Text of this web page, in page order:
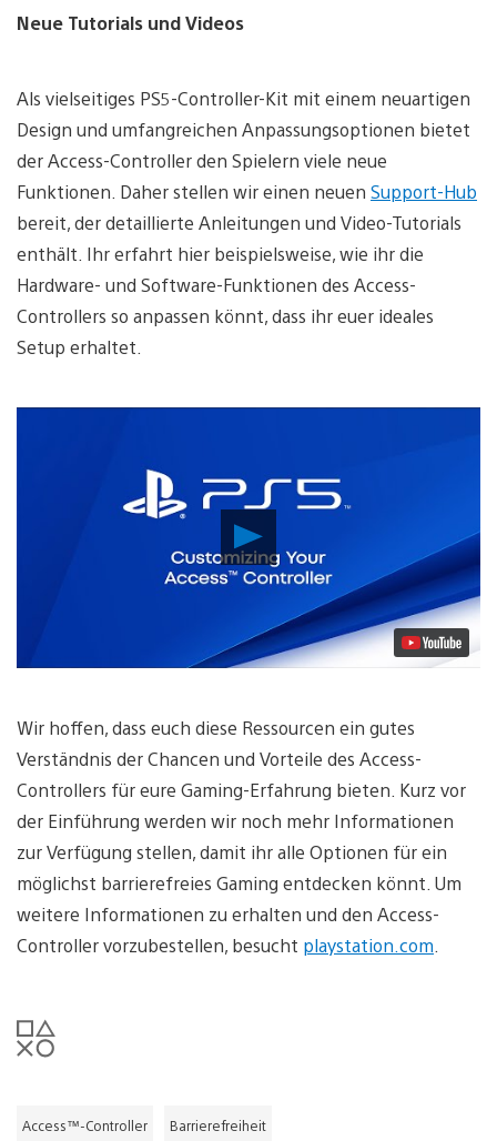
Neue Tutorials und Videos
Als vielseitiges PS5-Controller-Kit mit einem neuartigen
Design und umfangreichen Anpassungsoptionen bietet
der Access-Controller den Spielern viele neue
Funktionen. Daher stellen wir einen neuen Support-Hub
bereit, der detaillierte Anleitungen und Video-Tutorials
enthält. Ihr erfahrt hier beispielsweise, wie ihr die
Hardware- und Software-Funktionen des Access-
Controllers so anpassen könnt, dass ihr euer ideales
Setup erhaltet.
Video
abspielen
Wir hoffen, dass euch diese Ressourcen ein gutes
Verständnis der Chancen und Vorteile des Access-
Controllers für eure Gaming-Erfahrung bieten. Kurz vor
der Einführung werden wir noch mehr Informationen
zur Verfügung stellen, damit ihr alle Optionen für ein
möglichst barrierefreies Gaming entdecken könnt. Um
weitere Informationen zu erhalten und den Access-
Controller vorzubestellen, besucht playstation.com
Access™-Controller Barrierefreiheit